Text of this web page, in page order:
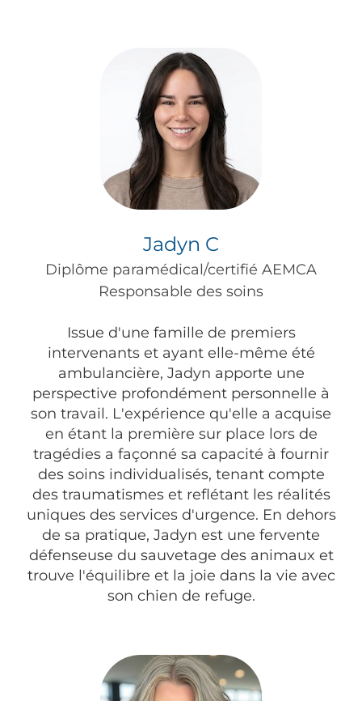
Jadyn C
Diplôme paramédical/certifié AEMCA
Responsable des soins
Issue d'une famille de premiers
intervenants et ayant elle-même été
ambulancière, Jadyn apporte une
perspective profondément personnelle à
son travail. L'expérience qu'elle a acquise
en étant la première sur place lors de
tragédies a façonné sa capacité à fournir
des soins individualisés, tenant compte
des traumatismes et reflétant les réalités
uniques des services d'urgence. En dehors
de sa pratique, Jadyn est une fervente
défenseuse du sauvetage des animaux et
trouve l'équilibre et la joie dans la vie avec
son chien de refuge.